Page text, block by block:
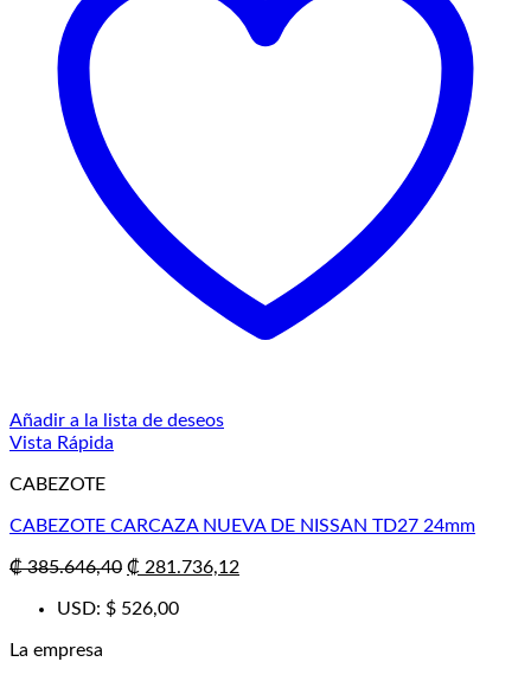
Añadir a la lista de deseos
Vista Rápida
CABEZOTE
CABEZOTE CARCAZA NUEVA DE NISSAN TD27 24mm
₡385.646,40 El
original
₡ 281.736,12El
USD: $ 526,00
La empresa